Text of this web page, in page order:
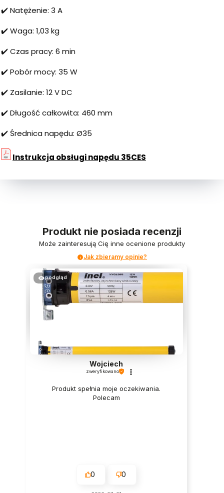
✔️ Natężenie: 3 A
✔️ Waga: 1,03 kg
✔️ Czas pracy: 6 min
✔️ Pobór mocy: 35 W
✔️ Zasilanie: 12 V DC
✔️ Długość całkowita: 460 mm
✔️ Średnica napędu: Ø35
Instrukcja obsługi napędu 35CES
Produkt nie posiada recenzji
Może zainteresują Cię inne ocenione produkty
Jak zbieramy opinie?
podgląd
Wojciech
zweryfikowano
Produkt spełnia moje oczekiwania.
Polecam
0 0